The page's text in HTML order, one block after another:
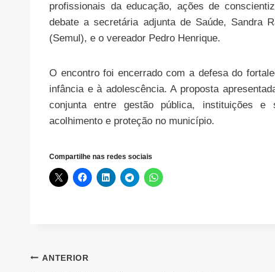
profissionais da educação, ações de
debate a secretária adjunta de Saúde, Sandra
(Semul), e o vereador Pedro Henrique.
O encontro foi encerrado com a defesa do
infância e à adolescência. A proposta
conjunta entre gestão pública, instituições
acolhimento e proteção no município.
Compartilhe nas redes sociais
Navegação
ANTERIOR